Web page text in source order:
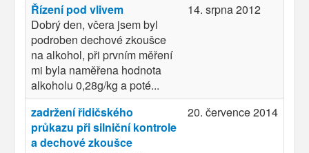
Řízení pod vlivem
Dobrý den, včera jsem byl
podroben dechové zkoušce
na alkohol, při prvním měření
mi byla naměřena hodnota
alkoholu 0,28g/kg a poté...
14. srpna 2012
zadržení řidičského
průkazu při silniční kontrole
a dechové zkoušce
20. července 2014